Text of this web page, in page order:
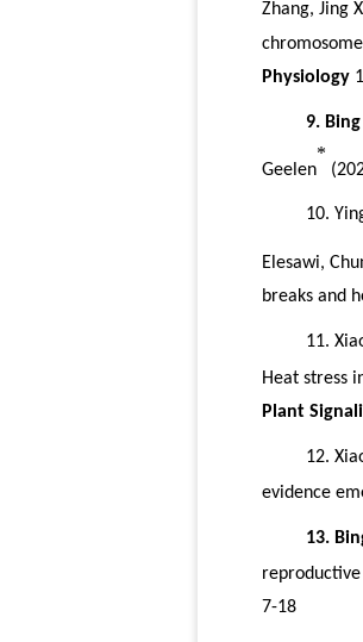
Zhang, Jing
Physiology
9.
Geelen
*
10.
Elesawi,
breaks and
11.
Heat stress
Plant
12.
evidence
13.
7-18